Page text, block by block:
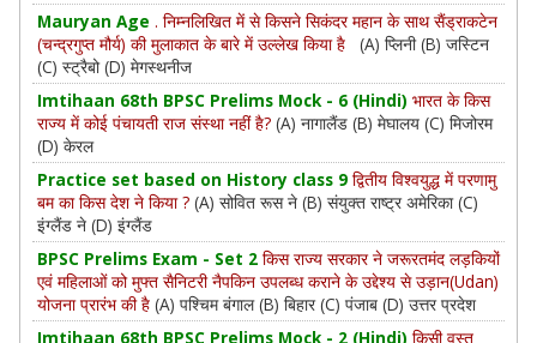
Mauryan Age . निम्नलिखित में से किसने सिकंदर महान के साथ सैंड्राकटेन
(चन्द्रगुप्त मौर्य) की मुलाकात के बारे में उल्लेख किया है (A) प्लिनी (B) जस्टिन
(C) स्ट्रैबो (D) मेगस्थनीज
Imtihaan 68th BPSC Prelims Mock - 6 (Hindi) भारत के किस
राज्य में कोई पंचायती राज संस्था नहीं है? (A) नागालैंड (B) मेघालय (C) मिजोरम
(D) केरल
Practice set based on History class 9 द्वितीय विश्वयुद्ध में परणामु
बम का किस देश ने किया ? (A) सोवित रूस ने (B) संयुक्त राष्ट्र अमेरिका (C)
इंग्लैंड ने (D) इंग्लैंड
BPSC Prelims Exam - Set 2 किस राज्य सरकार ने जरूरतमंद लड़कियों
एवं महिलाओं को मुफ्त सैनिटरी नैपकिन उपलब्ध कराने के उद्देश्य से उड़ान(Udan)
योजना प्रारंभ की है (A) पश्चिम बंगाल (B) बिहार (C) पंजाब (D) उत्तर प्रदेश
Imtihaan 68th BPSC Prelims Mock - 2 (Hindi) किसी वस्तु